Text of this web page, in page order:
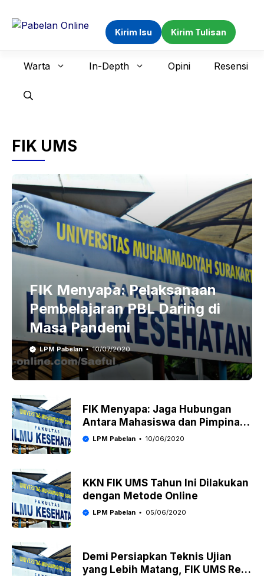
Kirim Isu Kirim Tulisan
Warta In-Depth Opini Resensi
FIK UMS
FIK Menyapa: Pelaksanaan
Pembelajaran PBL Daring di
Masa Pandemi
LPM Pabelan 10/07/2020
FIK Menyapa: Jaga Hubungan
Antara Mahasiswa dan Pimpinan
FIK UMS
LPM Pabelan 10/06/2020
KKN FIK UMS Tahun Ini Dilakukan
dengan Metode Online
LPM Pabelan 05/06/2020
Demi Persiapkan Teknis Ujian
yang Lebih Matang, FIK UMS Rela